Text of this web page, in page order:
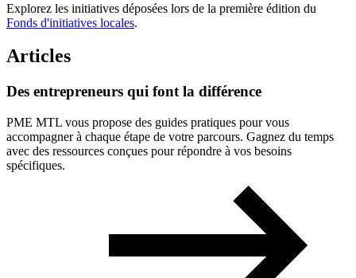
Explorez les initiatives déposées lors de la première édition du
Fonds d'initiatives locales.
Articles
Des entrepreneurs qui font la différence
PME MTL vous propose des guides pratiques pour vous
accompagner à chaque étape de votre parcours. Gagnez du temps
avec des ressources conçues pour répondre à vos besoins
spécifiques.